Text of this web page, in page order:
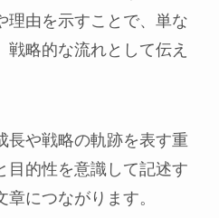
理由を示すことで、単な
戦略的な流れとして伝え
長や戦略の軌跡を表す重
目的性を意識して記述す
につながります。